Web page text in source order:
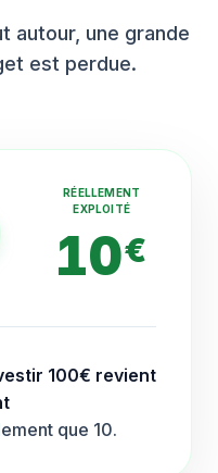
autour, une grande
est perdue.
RÉELLEMENT
EXPLOITÉ
10€
100€ revient
que 10.